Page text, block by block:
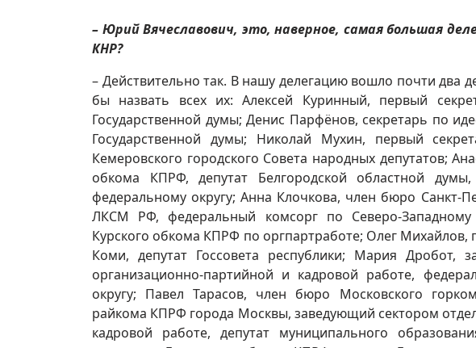
– Юрий Вячеславович, это, наверное, самая большая
КНР?
– Действительно так. В нашу делегацию вошло почти два
бы назвать всех их: Алексей Куринный, первый
Государственной думы; Денис Парфёнов, секретарь по
Государственной думы; Николай Мухин, первый
Кемеровского городского Совета народных депутатов;
обкома КПРФ, депутат Белгородской областной
федеральному округу; Анна Клочкова, член бюро Санкт-
ЛКСМ РФ, федеральный комсорг по Северо-Западному
Курского обкома КПРФ по оргпартработе; Олег
Коми, депутат Госсовета республики; Мария
организационно-партийной и кадровой работе,
округу; Павел Тарасов, член бюро Московского
райкома КПРФ города Москвы, заведующий сектором
кадровой работе, депутат муниципального